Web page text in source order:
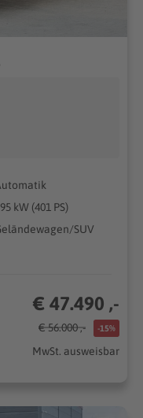
kW (401 PS)
SUV
€ 47.490 ,-
€ 56.000 ,- -15%
MwSt. ausweisbar